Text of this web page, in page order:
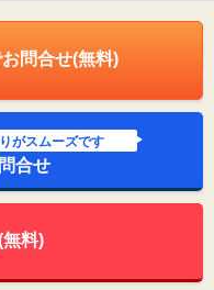
問合せ(無料)
がスムーズです
合せ
料)